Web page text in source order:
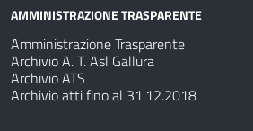
AMMINISTRAZIONE TRASPARENTE
Amministrazione Trasparente
Archivio A. T. Asl Gallura
Archivio ATS
Archivio atti fino al 31.12.2018